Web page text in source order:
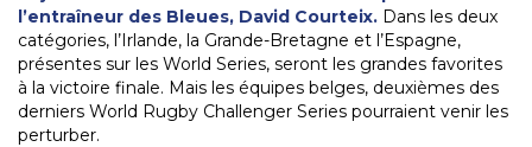
l’entraîneur des Bleues, David Courteix. Dans les deux
catégories, l’Irlande, la Grande-Bretagne et l’Espagne,
présentes sur les World Series, seront les grandes favorites
à la victoire finale. Mais les équipes belges, deuxièmes des
derniers World Rugby Challenger Series pourraient venir les
perturber.